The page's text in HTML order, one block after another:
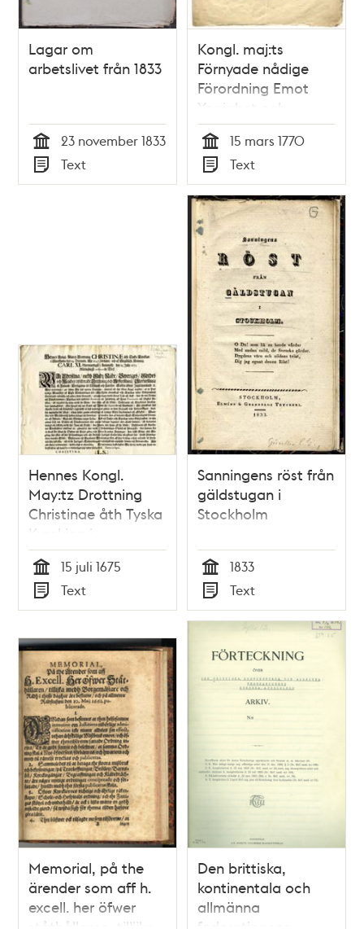
Lagar om
arbetslivet från 1833
Tid
23 november 1833
Typ
Text
Kongl. maj:ts
Förnyade nådige
Förordning Emot
Yppighet och
Öfwerflöd. Gifwen
Stockholm i Råd-
Kammaren then 15
martii 1770.
Tid
15 mars 1770
Typ
Text
Hennes Kongl.
May:tz Drottning
Christinae åth Tyska
Kyrckian i
Stockholm den 24.
Decembr. Åhr 1647.
förlänte, och af
Högstsahl. Konung
i Åminnelse, den 15.
Julii 1675.
Allernådigst
confirmerade Bref.
Tid
15 juli 1675
Typ
Text
Sanningens röst från
gäldstugan i
Stockholm
Tid
1833
Typ
Text
Memorial, på the
ärender som aff h.
excell. her öfwer
Den brittiska,
kontinentala och
allmänna